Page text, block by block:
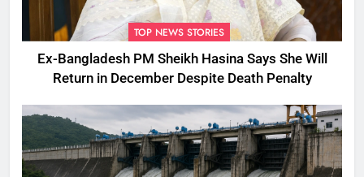
TOP NEWS STORIES
Ex-Bangladesh PM Sheikh Hasina Says She Will
Return in December Despite Death Penalty